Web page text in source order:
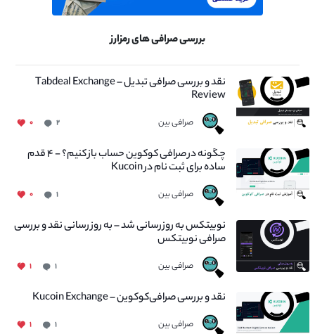
بررسی صرافی های رمزارز
نقد و بررسی صرافی تبدیل – Tabdeal Exchange
Review
صرافی بین ۲ ۰
چگونه در صرافی کوکوین حساب باز کنیم؟ - ۴ قدم
ساده برای ثبت نام در Kucoin
صرافی بین ۱ ۰
نوبیتکس به روزرسانی شد – به روز رسانی نقد و بررسی
صرافی نوبیتکس
صرافی بین ۱ ۱
نقد و بررسی صرافی‌کوکوین – Kucoin Exchange
صرافی بین ۱ ۱